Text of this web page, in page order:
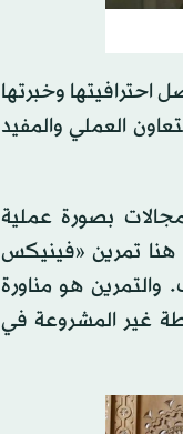
احترافيتها وخبرتها
العملي والمفيد
بصورة عملية
هنا تمرين «فينيكس
والتمرين هو مناورة
غير المشروعة في